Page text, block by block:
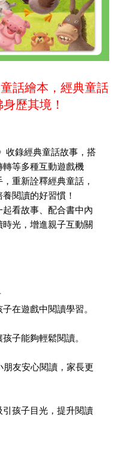
話繪本，經典童話
歷其境！
收錄經典童話故事，搭
等多種互動遊戲機
重新詮釋經典童話，
閱讀的好習慣！
看故事、配合書中內
光，增進親子互動關
在遊戲中閱讀學習。
子能夠輕鬆閱讀。
朋友安心閱讀，家長更
孩子目光，提升閱讀